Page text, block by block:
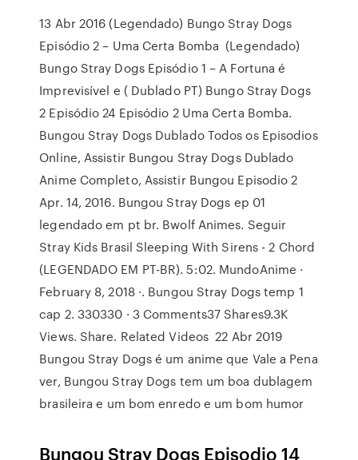
13 Abr 2016 (Legendado) Bungo Stray Dogs
Episódio 2 – Uma Certa Bomba (Legendado)
Bungo Stray Dogs Episódio 1 – A Fortuna é
Imprevisível e ( Dublado PT) Bungo Stray Dogs
2 Episódio 24 Episódio 2 Uma Certa Bomba.
Bungou Stray Dogs Dublado Todos os Episodios
Online, Assistir Bungou Stray Dogs Dublado
Anime Completo, Assistir Bungou Episodio 2
Apr. 14, 2016. Bungou Stray Dogs ep 01
legendado em pt br. Bwolf Animes. Seguir
Stray Kids Brasil Sleeping With Sirens - 2 Chord
(LEGENDADO EM PT-BR). 5:02. MundoAnime ·
February 8, 2018 ·. Bungou Stray Dogs temp 1
cap 2. 330330 · 3 Comments37 Shares9.3K
Views. Share. Related Videos 22 Abr 2019
Bungou Stray Dogs é um anime que Vale a Pena
ver, Bungou Stray Dogs tem um boa dublagem
brasileira e um bom enredo e um bom humor
Bungou Stray Dogs Episodio 14